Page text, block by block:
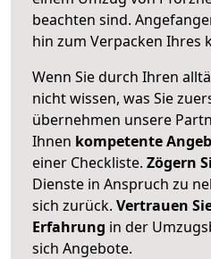
beachten sind.
hin zum Verpacken Ihres
Wenn Sie durch Ihren
nicht wissen, was Sie
übernehmen unsere
Ihnen kompetente
einer Checkliste. Zögern
Dienste in Anspruch zu
sich zurück. Vertrauen
Erfahrung in der
sich Angebote.